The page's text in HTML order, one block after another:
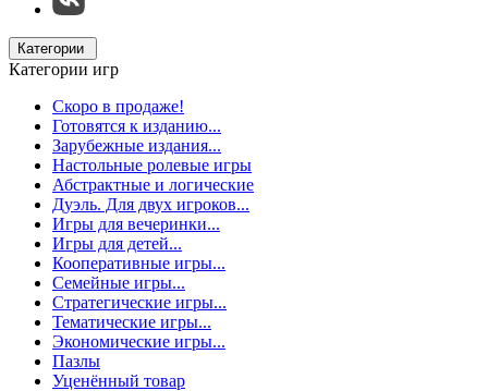
Категории
Категории игр
Скоро в продаже!
Готовятся к изданию...
Зарубежные издания...
Настольные ролевые игры
Абстрактные и логические
Дуэль. Для двух игроков...
Игры для вечеринки...
Игры для детей...
Кооперативные игры...
Семейные игры...
Стратегические игры...
Тематические игры...
Экономические игры...
Пазлы
Уценённый товар